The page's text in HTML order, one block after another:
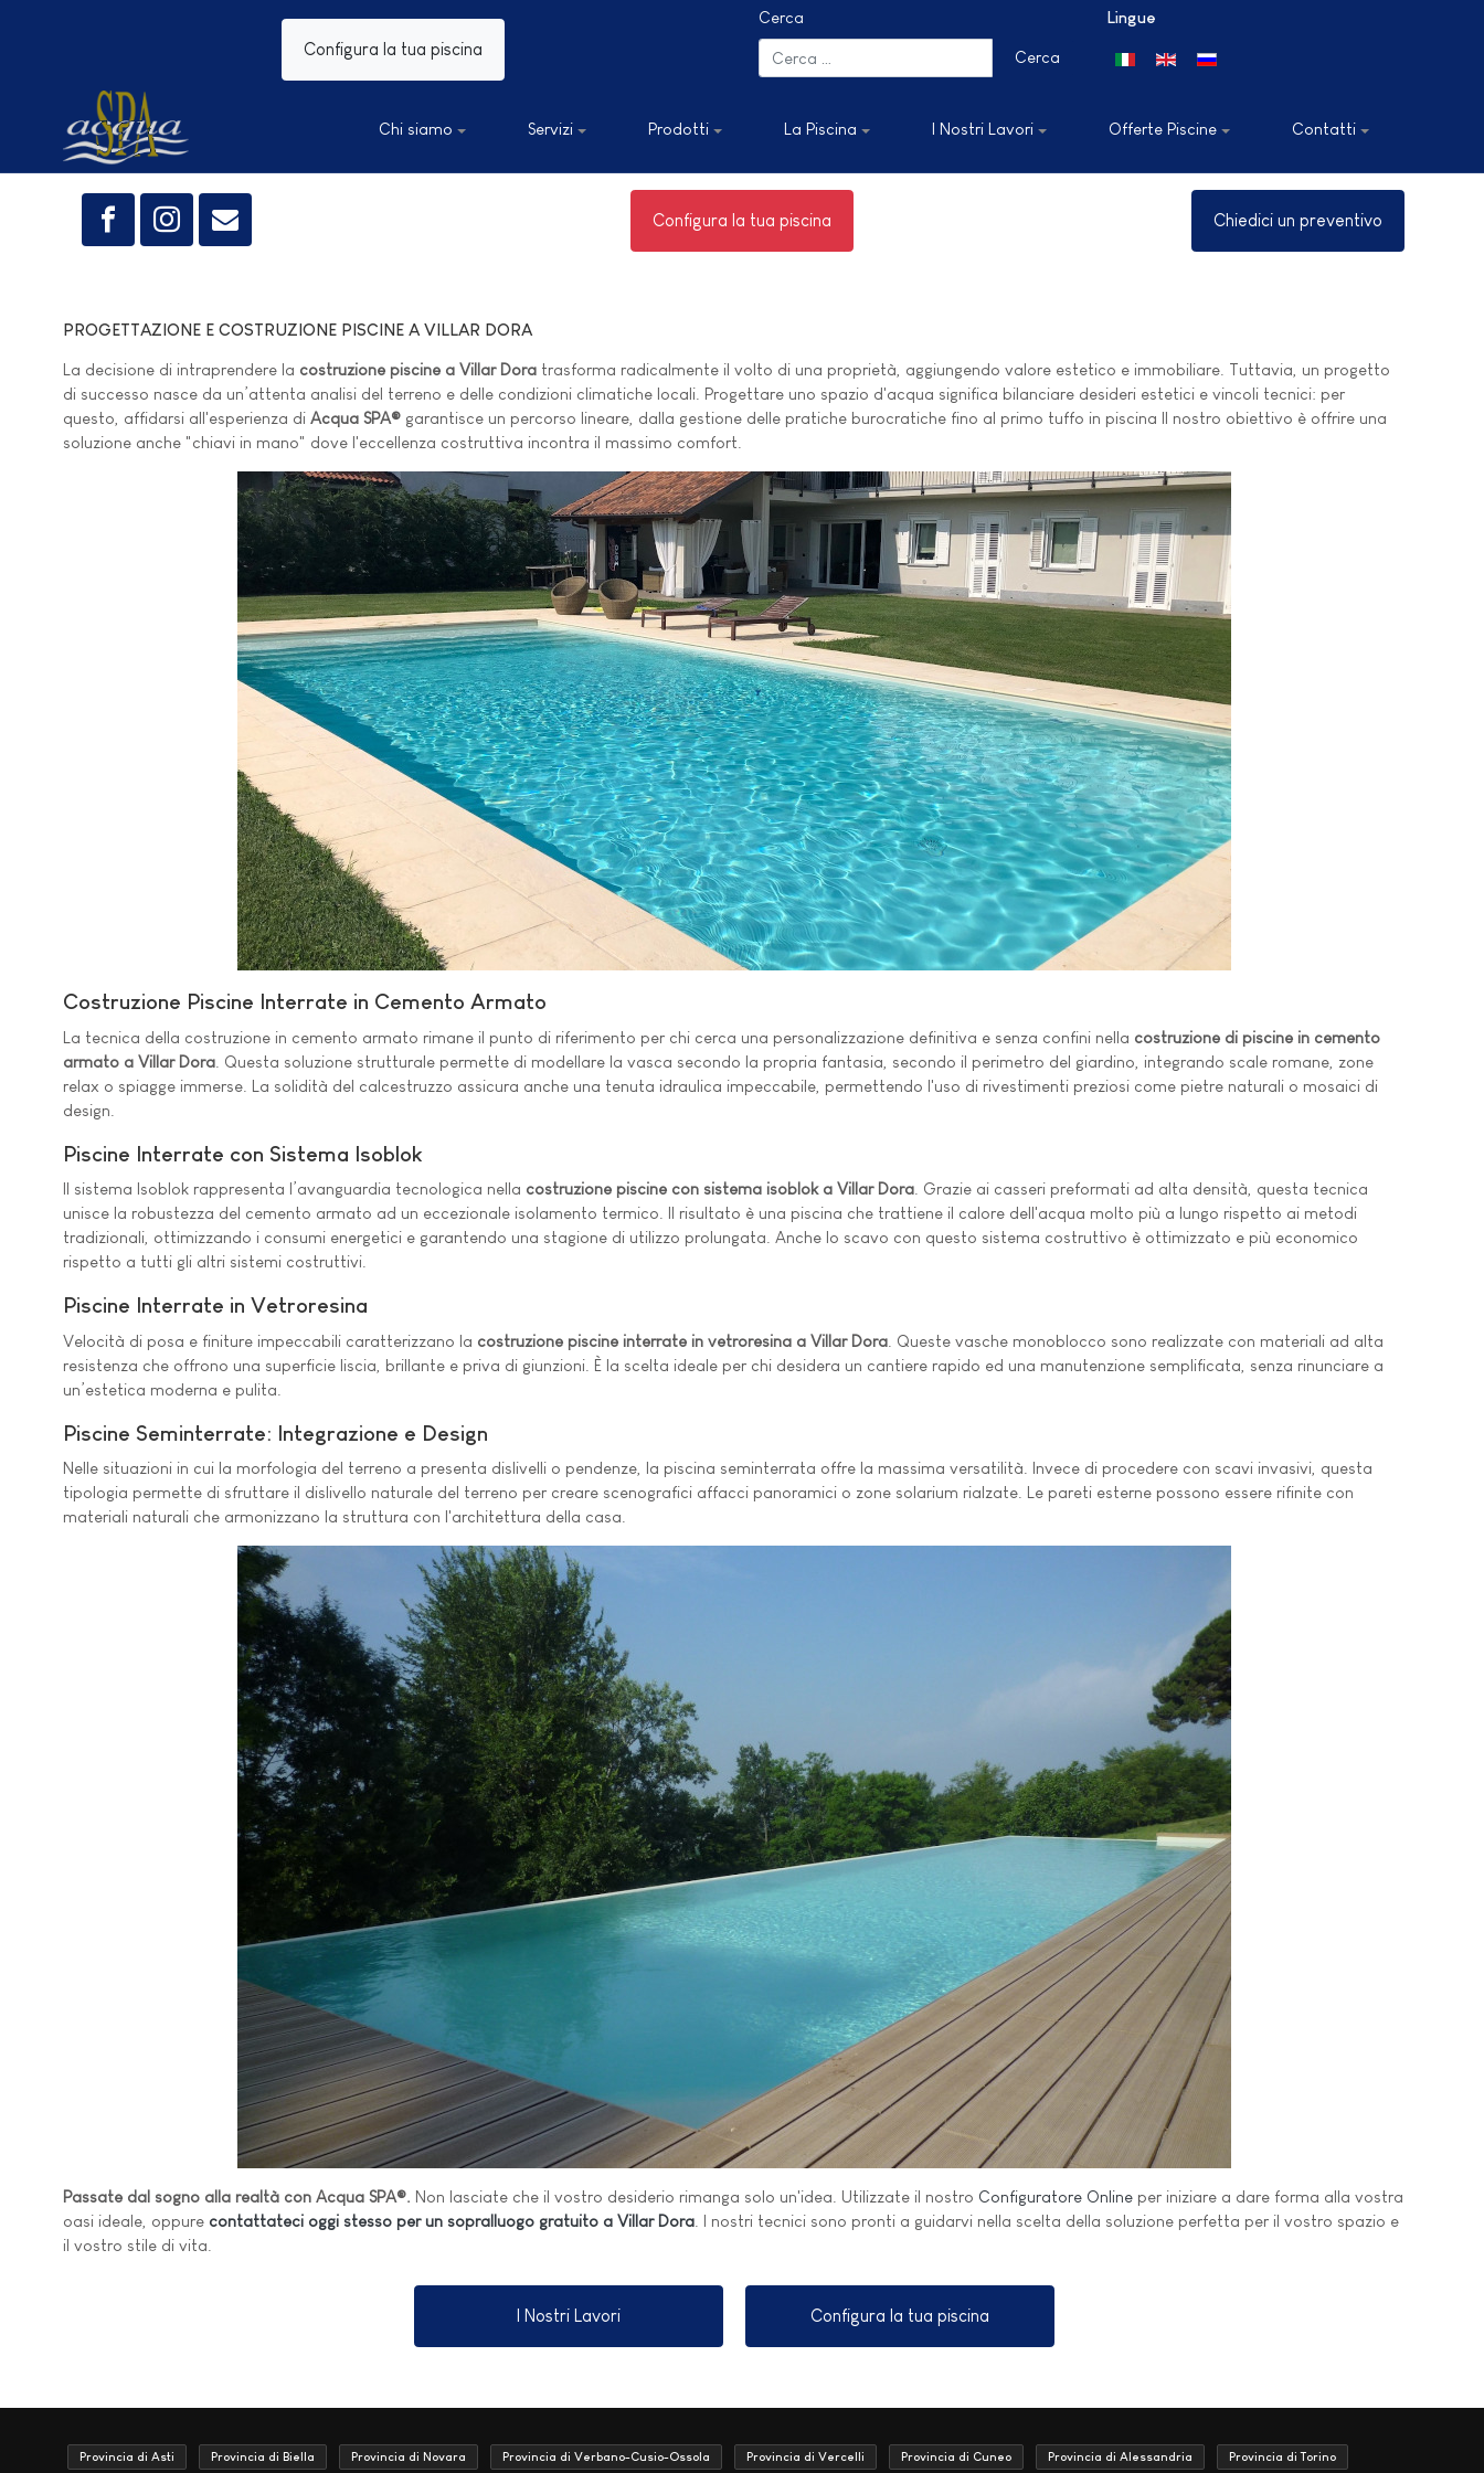
Configura la tua piscina
Cerca
Cerca
Lingue
Seleziona la tua lingua
Chi siamo Servizi Prodotti La Piscina I Nostri Lavori Offerte Piscine Contatti
Configura la tua piscina Chiedici un preventivo
PROGETTAZIONE E COSTRUZIONE PISCINE A VILLAR DORA
La decisione di intraprendere la costruzione piscine a Villar Dora trasforma radicalmente il volto di una proprietà, aggiungendo valore estetico e immobiliare. Tuttavia, un progetto
di successo nasce da un’attenta analisi del terreno e delle condizioni climatiche locali. Progettare uno spazio d'acqua significa bilanciare desideri estetici e vincoli tecnici: per
questo, affidarsi all'esperienza di Acqua SPA® garantisce un percorso lineare, dalla gestione delle pratiche burocratiche fino al primo tuffo in piscina Il nostro obiettivo è offrire una
soluzione anche "chiavi in mano" dove l'eccellenza costruttiva incontra il massimo comfort.
Costruzione Piscine Interrate in Cemento Armato
La tecnica della costruzione in cemento armato rimane il punto di riferimento per chi cerca una personalizzazione definitiva e senza confini nella costruzione di piscine in cemento
armato a Villar Dora . Questa soluzione strutturale permette di modellare la vasca secondo la propria fantasia, secondo il perimetro del giardino, integrando scale romane, zone
relax o spiagge immerse. La solidità del calcestruzzo assicura anche una tenuta idraulica impeccabile, permettendo l'uso di rivestimenti preziosi come pietre naturali o mosaici di
design.
Piscine Interrate con Sistema Isoblok
Il sistema Isoblok rappresenta l’avanguardia tecnologica nella costruzione piscine con sistema isoblok a Villar Dora . Grazie ai casseri preformati ad alta densità, questa tecnica
unisce la robustezza del cemento armato ad un eccezionale isolamento termico. Il risultato è una piscina che trattiene il calore dell'acqua molto più a lungo rispetto ai metodi
tradizionali, ottimizzando i consumi energetici e garantendo una stagione di utilizzo prolungata. Anche lo scavo con questo sistema costruttivo è ottimizzato e più economico
rispetto a tutti gli altri sistemi costruttivi.
Piscine Interrate in Vetroresina
Velocità di posa e finiture impeccabili caratterizzano la costruzione piscine interrate in vetroresina a Villar Dora . Queste vasche monoblocco sono realizzate con materiali ad alta
resistenza che offrono una superficie liscia, brillante e priva di giunzioni. È la scelta ideale per chi desidera un cantiere rapido ed una manutenzione semplificata, senza rinunciare a
un’estetica moderna e pulita.
Piscine Seminterrate: Integrazione e Design
Nelle situazioni in cui la morfologia del terreno a presenta dislivelli o pendenze, la piscina seminterrata offre la massima versatilità. Invece di procedere con scavi invasivi, questa
tipologia permette di sfruttare il dislivello naturale del terreno per creare scenografici affacci panoramici o zone solarium rialzate. Le pareti esterne possono essere rifinite con
materiali naturali che armonizzano la struttura con l'architettura della casa.
Passate dal sogno alla realtà con Acqua SPA®. Non lasciate che il vostro desiderio rimanga solo un'idea. Utilizzate il nostro Configuratore Online per iniziare a dare forma alla vostra
oasi ideale, oppure contattateci oggi stesso per un sopralluogo gratuito a Villar Dora . I nostri tecnici sono pronti a guidarvi nella scelta della soluzione perfetta per il vostro spazio e
il vostro stile di vita.
I Nostri Lavori Configura la tua piscina
Provincia di Asti Provincia di Biella Provincia di Novara Provincia di Verbano-Cusio-Ossola Provincia di Vercelli Provincia di Cuneo Provincia di Alessandria Provincia di Torino